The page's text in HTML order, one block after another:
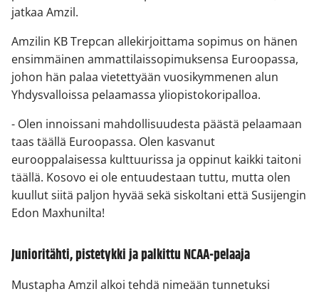
jatkaa Amzil.
Amzilin KB Trepcan allekirjoittama sopimus on hänen
ensimmäinen ammattilaissopimuksensa Euroopassa,
johon hän palaa vietettyään vuosikymmenen alun
Yhdysvalloissa pelaamassa yliopistokoripalloa.
- Olen innoissani mahdollisuudesta päästä pelaamaan
taas täällä Euroopassa. Olen kasvanut
eurooppalaisessa kulttuurissa ja oppinut kaikki taitoni
täällä. Kosovo ei ole entuudestaan tuttu, mutta olen
kuullut siitä paljon hyvää sekä siskoltani että Susijengin
Edon Maxhunilta!
Junioritähti, pistetykki ja palkittu NCAA-pelaaja
Mustapha Amzil alkoi tehdä nimeään tunnetuksi